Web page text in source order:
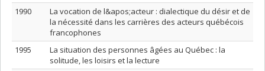
1990
La vocation de l&apos;acteur : dialectique du désir et de
la nécessité dans les carrières des acteurs québécois
francophones
1995
La situation des personnes âgées au Québec : la
solitude, les loisirs et la lecture